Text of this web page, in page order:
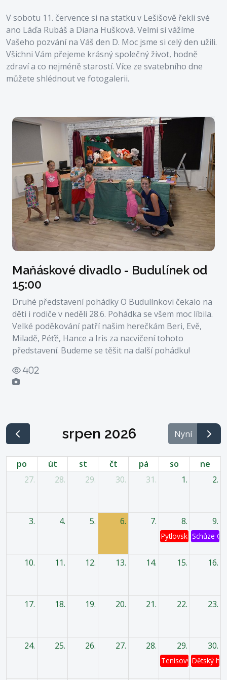
V sobotu 11. července si na statku v Lešišově řekli své
ano Láďa Rubáš a Diana Hušková. Velmi si vážíme
Vašeho pozvání na Váš den D. Moc jsme si celý den užili.
Všichni Vám přejeme krásný společný život, hodně
zdraví a co nejméně starostí. Více ze svatebního dne
můžete shlédnout ve fotogalerii.
Maňáskové divadlo - Budulínek od
15:00
Druhé představení pohádky O Budulínkovi čekalo na
děti i rodiče v neděli 28.6. Pohádka se všem moc líbila.
Velké poděkování patří našim herečkám Beri, Evě,
Miladě, Péťě, Hance a Iris za nacvičení tohoto
představení. Budeme se těšit na další pohádku!
402
srpen 2026 Nyní
po út st čt pá so
ne
27.
28. 29. 30. 31. 1. 2.
3. 4. 5. 6. 7. 8.
Pytlovská káď
9.
Schůze OV
10. 11. 12. 13. 14. 15. 16.
17. 18. 19. 20. 21. 22. 23.
24. 25. 26. 27. 28. 29.
Tenisový turnaj
30.
Dětský